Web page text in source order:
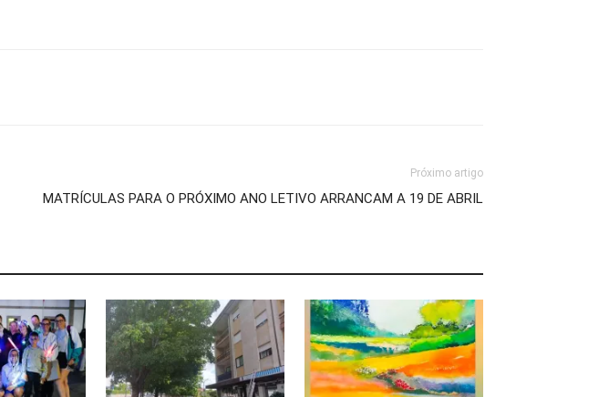
Próximo artigo
MATRÍCULAS PARA O PRÓXIMO ANO LETIVO ARRANCAM A 19 DE ABRIL